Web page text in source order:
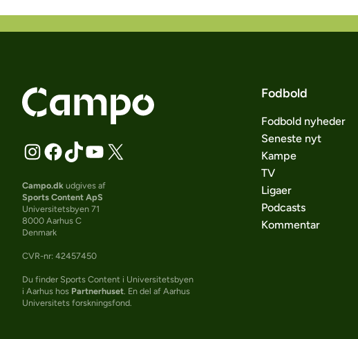
Campo.dk udgives af
Sports Content ApS
Universitetsbyen 71
8000 Aarhus C
Denmark
CVR-nr: 42457450
Du finder Sports Content i Universitetsbyen
i Aarhus hos Partnerhuset . En del af Aarhus
Universitets forskningsfond.
Fodbold
Fodbold nyheder
Seneste nyt
Kampe
TV
Ligaer
Podcasts
Kommentar